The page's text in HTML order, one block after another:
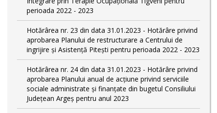
perioada 2022 - 2023
Hotărârea nr. 23 din data 31.01.2023 - Hotărâre privind
aprobarea Planului de restructurare a Centrului de
ingrijire şi Asistenţă Piteşti pentru perioada 2022 - 2023
Hotărârea nr. 24 din data 31.01.2023 - Hotărâre privind
aprobarea Planului anual de acţiune privind serviciile
sociale administrate şi finanţate din bugetul Consiliului
Judeţean Argeş pentru anul 2023